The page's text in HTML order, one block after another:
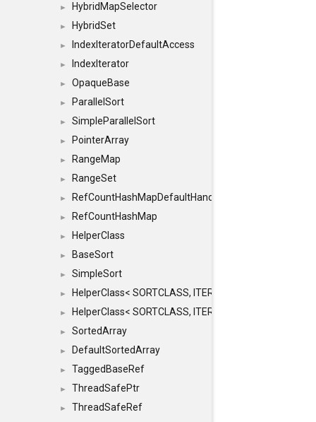
► HybridMapSelector
► HybridSet
► IndexIteratorDefaultAccess
► IndexIterator
► OpaqueBase
► ParallelSort
► SimpleParallelSort
► PointerArray
► RangeMap
► RangeSet
► RefCountHashMapDefaultHandler
► RefCountHashMap
► HelperClass
► BaseSort
► SimpleSort
► HelperClass< SORTCLASS, ITERATOR, CONTENT,
► HelperClass< SORTCLASS, ITERATOR, CONTENT,
► SortedArray
► DefaultSortedArray
► TaggedBaseRef
► ThreadSafePtr
►
ThreadSafeRef